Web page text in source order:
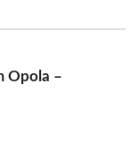
Opola –